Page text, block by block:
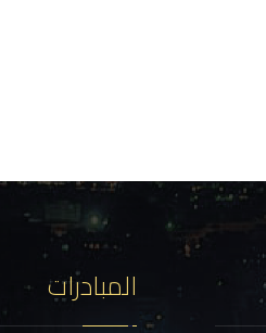
المبادرات